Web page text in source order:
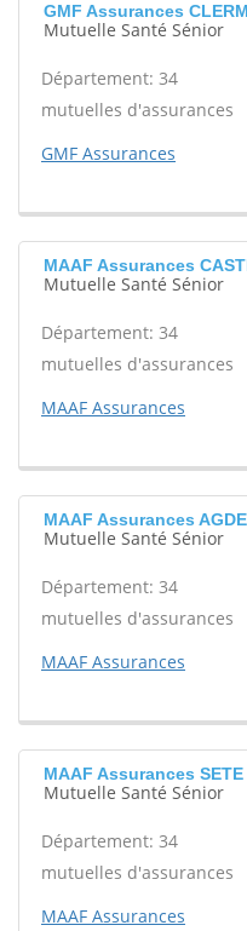
GMF Assurances
Mutuelle Santé Sénior
Département: 34
mutuelles d'assurances
GMF Assurances
MAAF Assurances
Mutuelle Santé Sénior
Département: 34
mutuelles d'assurances
MAAF Assurances
MAAF Assurances AGDE
Mutuelle Santé Sénior
Département: 34
mutuelles d'assurances
MAAF Assurances
MAAF Assurances SETE
Mutuelle Santé Sénior
Département: 34
mutuelles d'assurances
MAAF Assurances